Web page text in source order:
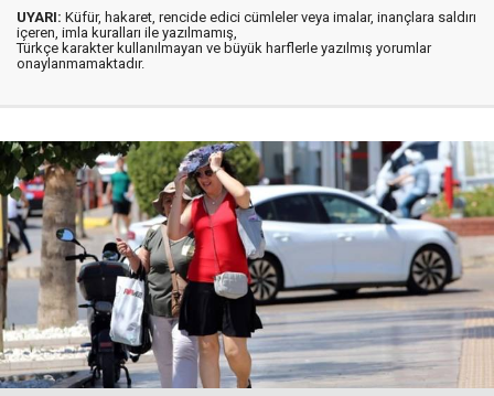
UYARI: Küfür, hakaret, rencide edici cümleler veya imalar, inançlara saldırı
içeren, imla kuralları ile yazılmamış,
Türkçe karakter kullanılmayan ve büyük harflerle yazılmış yorumlar
onaylanmamaktadır.